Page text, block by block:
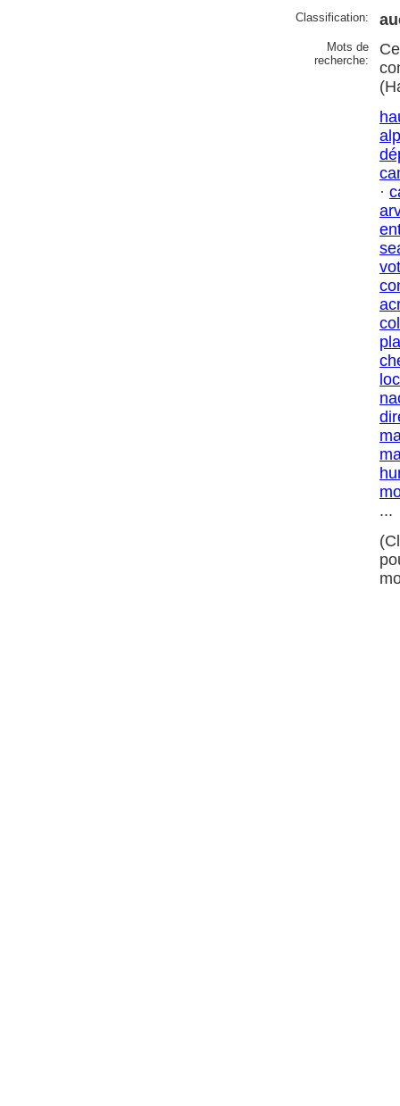
Classification:
Mots de
recherche:
·
...